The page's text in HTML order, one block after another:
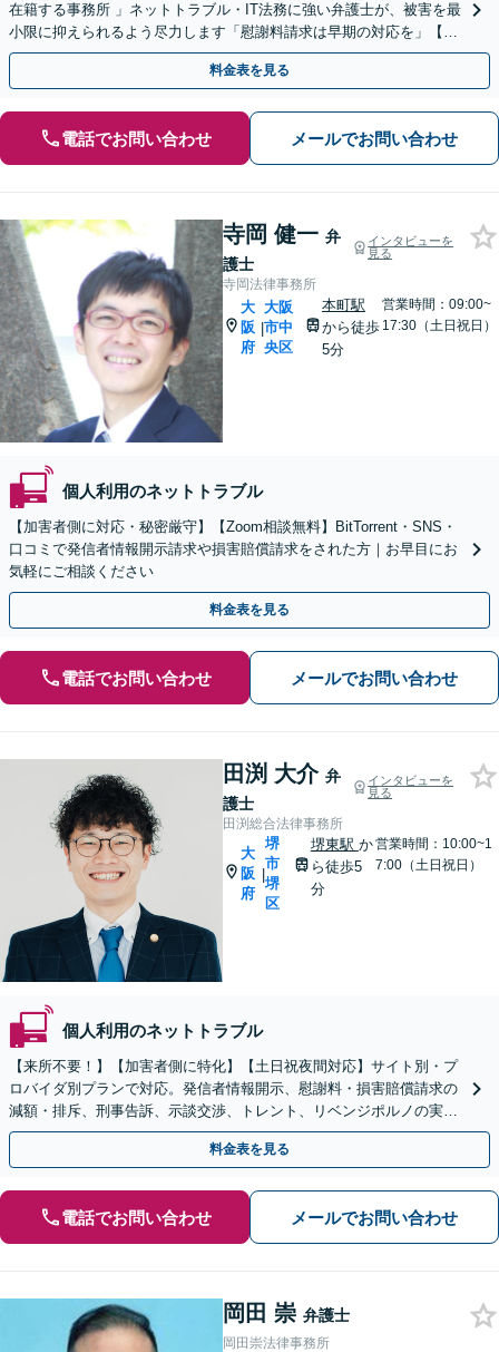
在籍する事務所 」ネットトラブル・IT法務に強い弁護士が、被害を最
小限に抑えられるよう尽力します「慰謝料請求は早期の対応を」【完
全個室／秘密厳守】
料金表を見る
電話でお問い合わせ メールでお問い合わせ
寺岡 健一 弁
護士
インタビューを
見る
寺岡法律事務所
大
阪
府
|
大阪
市中
央区
本町駅
から徒歩
5分
営業時間：09:00~
17:30（土日祝日）
個人利用のネットトラブル
【加害者側に対応・秘密厳守】【Zoom相談無料】BitTorrent・SNS・
口コミで発信者情報開示請求や損害賠償請求をされた方｜お早目にお
気軽にご相談ください
料金表を見る
電話でお問い合わせ メールでお問い合わせ
田渕 大介 弁
護士
インタビューを
見る
田渕総合法律事務所
大
阪
府
|
堺
市
堺
区
堺東駅 か
ら徒歩5
分
営業時間：10:00~1
7:00（土日祝日）
個人利用のネットトラブル
【来所不要！】【加害者側に特化】【土日祝夜間対応】サイト別・プ
ロバイダ別プランで対応。発信者情報開示、慰謝料・損害賠償請求の
減額・排斥、刑事告訴、示談交渉、トレント、リベンジポルノの実績
多数！企業・飲食店の風評被害も対応【堺東駅5分】
料金表を見る
電話でお問い合わせ メールでお問い合わせ
岡田 崇 弁護士
岡田崇法律事務所